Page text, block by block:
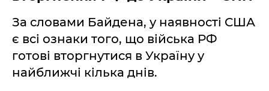
За словами Байдена, у наявності США
є всі ознаки того, що війська РФ
готові вторгнутися в Україну у
найближчі кілька днів.